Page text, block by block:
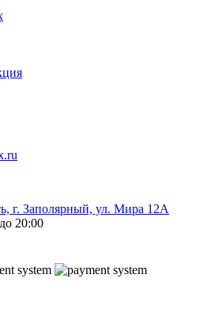
г. Заполярный, ул. Мира 12А
20:00